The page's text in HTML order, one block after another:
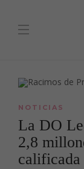
NOTICIAS
La DO
2,8
calificada